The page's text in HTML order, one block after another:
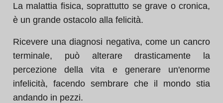
La malattia fisica, soprattutto se grave o cronica,
è un grande ostacolo alla felicità.
Ricevere una diagnosi negativa, come un cancro
terminale, può alterare drasticamente la
percezione della vita e generare un'enorme
infelicità, facendo sembrare che il mondo stia
andando in pezzi.